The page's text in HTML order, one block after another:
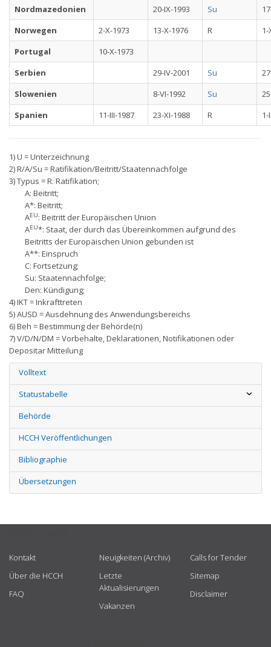
Nordmazedonien
20-IX-1993 Su
Norwegen
2-X-1973 13-X-1976 R
1-
Portugal
10-X-1973
Serbien
29-IV-2001 Su
Slowenien
8-VI-1992 Su
Spanien
11-III-1987 23-XI-1988 R 1-
1) U = Unterzeichnung
2) R/A/Su = Ratifikation/Beitritt/Staatennachfolge
3) Typus = R: Ratifikation;
A: Beitritt;
A*: Beitritt;
AEU: Beitritt der Europäischen Union
AEU*: Staat, der durch das Übereinkommen aufgrund des
Beitritts der Europäischen Union gebunden ist
A**: Einspruch
C: Fortsetzung;
Su: Staatennachfolge;
Den: Kündigung;
4) IKT = Inkrafttreten
5) AUSD = Ausdehnung des Anwendungsbereichs
6) Beh = Bestimmung der Behörde(n)
7) V/D/N/DM = Vorbehalte, Deklarationen, Notifikationen oder
Depositar Mitteilung
Volltext
Statustabelle
Behörde
HCCH Veröffentlichungen
Bibliographie
Übersetzungen
Kontakt
Über die HCCH
FAQ
Neuigkeiten (Archiv)
Letzte
Aktualisierungen
Vakanzen
Calls for Tender
Sitemap
Disclaimer